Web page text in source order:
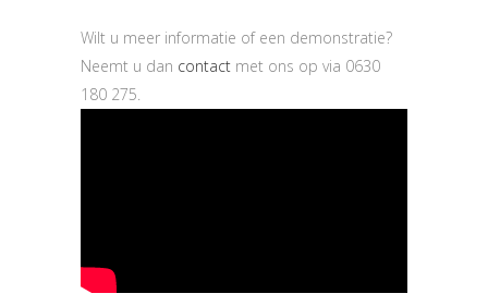
Wilt u meer informatie of een demonstratie?
Neemt u dan contact met ons op via 0630
180 275.